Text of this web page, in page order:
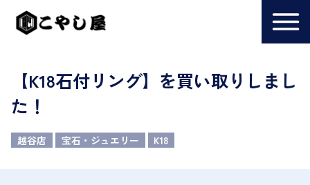
【K18石付リング】を買い取りしまし
た！
越谷店 宝石・ジュエリー K18